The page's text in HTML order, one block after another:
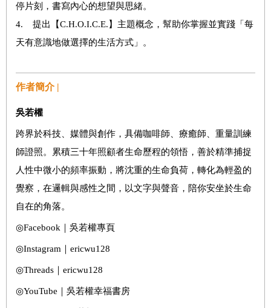
停片刻，書寫內心的想望與思緒。
4. 提出【C.H.O.I.C.E.】主題概念，幫助你掌握並實踐「每
天有意識地做選擇的生活方式」。
作者簡介 |
吳若權
跨界於科技、媒體與創作，具備咖啡師、療癒師、重量訓練
師證照。累積三十年照顧者生命歷程的領悟，善於精準捕捉
人性中微小的頻率振動，將沈重的生命負荷，轉化為輕盈的
覺察，在邏輯與感性之間，以文字與聲音，陪你安坐於生命
自在的角落。
◎Facebook｜吳若權專頁
◎Instagram｜ericwu128
◎Threads｜ericwu128
◎YouTube｜吳若權幸福書房